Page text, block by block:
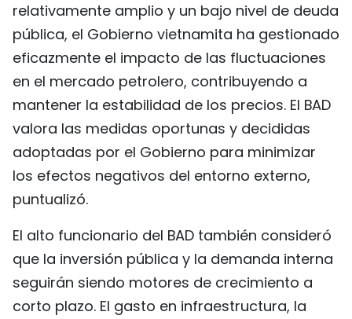
relativamente amplio y un bajo nivel de deuda
pública, el Gobierno vietnamita ha gestionado
eficazmente el impacto de las fluctuaciones
en el mercado petrolero, contribuyendo a
mantener la estabilidad de los precios. El BAD
valora las medidas oportunas y decididas
adoptadas por el Gobierno para minimizar
los efectos negativos del entorno externo,
puntualizó.
El alto funcionario del BAD también consideró
que la inversión pública y la demanda interna
seguirán siendo motores de crecimiento a
corto plazo. El gasto en infraestructura, la